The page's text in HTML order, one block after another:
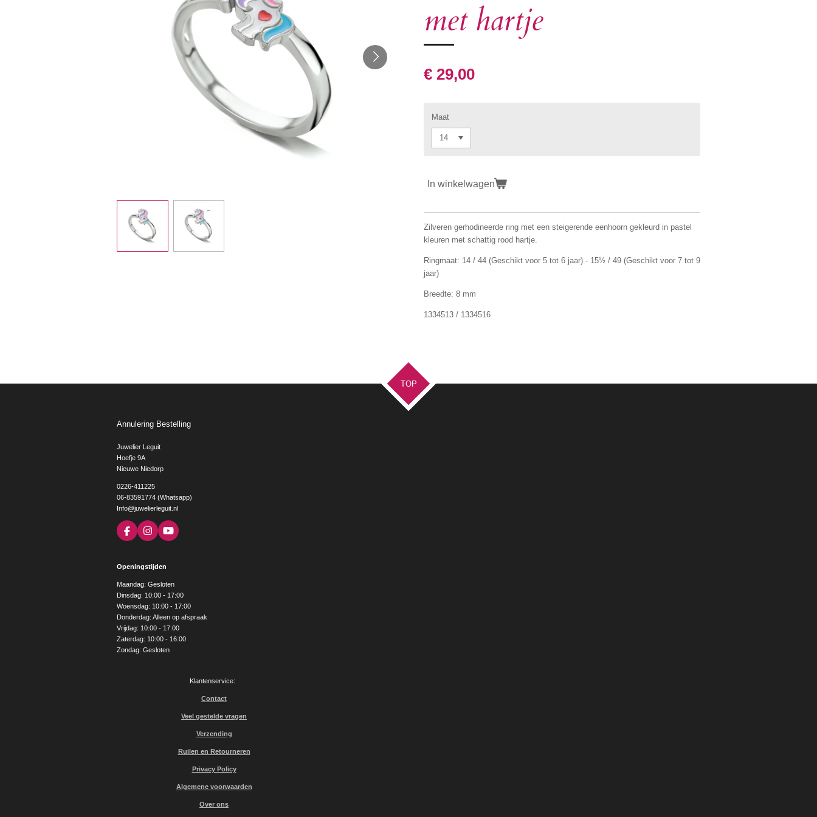
met hartje
€ 29,00
Maat
In winkelwagen
Zilveren gerhodineerde ring met een steigerende eenhoorn gekleurd in pastel
kleuren met schattig rood hartje.
Ringmaat: 14 / 44 (Geschikt voor 5 tot 6 jaar) - 15½ / 49 (Geschikt voor 7 tot 9
jaar)
Breedte: 8 mm
1334513 / 1334516
TOP
Annulering Bestelling
Juwelier Leguit
Hoefje 9A
Nieuwe Niedorp
0226-411225
06-83591774 (Whatsapp)
Info@juwelierleguit.nl
F
a
b
o
k
I
n
a
g
r
a
m
Y
o
e
Openingstijden
Maandag: Gesloten
Dinsdag: 10:00 - 17:00
Woensdag: 10:00 - 17:00
Donderdag: Alleen op afspraak
Vrijdag: 10:00 - 17:00
Zaterdag: 10:00 - 16:00
Zondag: Gesloten
Klantenservice:
Contact
Veel gestelde vragen
Verzending
Ruilen en Retourneren
Privacy Policy
Algemene voorwaarden
Over ons